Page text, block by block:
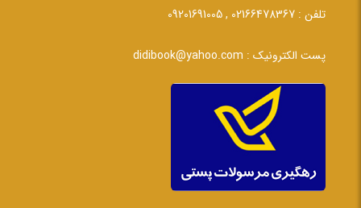
تلفن : 02166478367 , 09201691005
پست الکترونیک : didibook@yahoo.com